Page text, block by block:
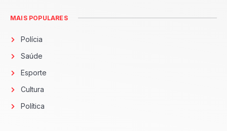
MAIS POPULARES
Polícia
Saúde
Esporte
Cultura
Política